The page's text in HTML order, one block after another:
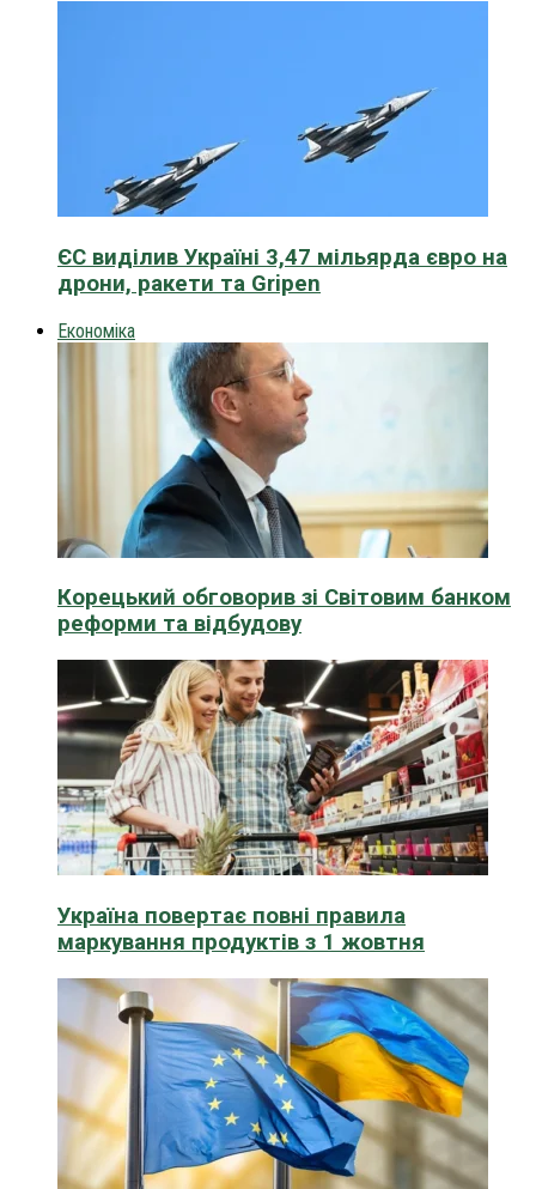
ЄС виділив Україні 3,47 мільярда євро на
дрони, ракети та Gripen
Економіка
Корецький обговорив зі Світовим банком
реформи та відбудову
Україна повертає повні правила
маркування продуктів з 1 жовтня